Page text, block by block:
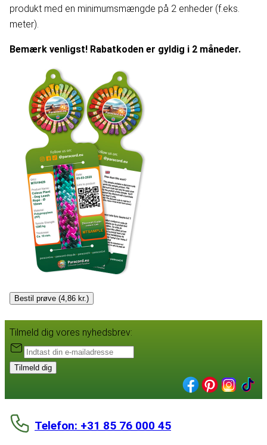
produkt med en minimumsmængde på 2 enheder (f.eks.
meter).
Bemærk venligst! Rabatkoden er gyldig i 2 måneder.
Bestil prøve (4,86 kr.)
Tilmeld dig vores nyhedsbrev:
Tilmeld dig
Telefon: +31 85 76 000 45